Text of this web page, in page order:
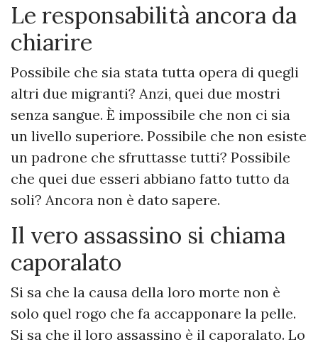
Le responsabilità ancora da
chiarire
Possibile che sia stata tutta opera di quegli
altri due migranti? Anzi, quei due mostri
senza sangue. È impossibile che non ci sia
un livello superiore. Possibile che non esiste
un padrone che sfruttasse tutti? Possibile
che quei due esseri abbiano fatto tutto da
soli? Ancora non è dato sapere.
Il vero assassino si chiama
caporalato
Si sa che la causa della loro morte non è
solo quel rogo che fa accapponare la pelle.
Si sa che il loro assassino è il caporalato. Lo